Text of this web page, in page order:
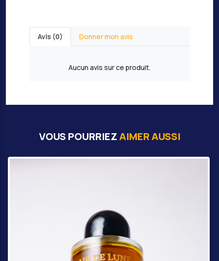
Avis (0) Donner mon avis
Aucun avis sur ce produit.
VOUS POURRIEZAIMER AUSSI